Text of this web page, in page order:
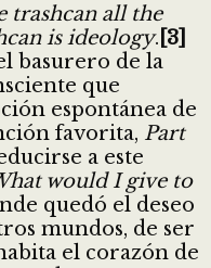
trashcan all the
is ideology. [3]
basurero de la
que
espontánea de
favorita, Part
a este
would I give to
quedó el deseo
mundos, de ser
el corazón de